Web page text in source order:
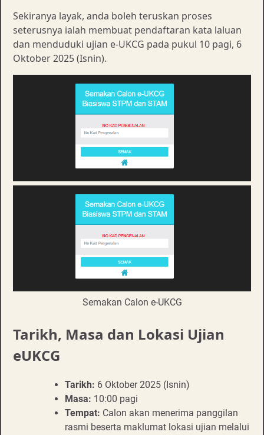
Sekiranya layak, anda boleh teruskan proses
seterusnya ialah membuat pendaftaran kata laluan
dan menduduki ujian e-UKCG pada pukul 10 pagi, 6
Oktober 2025 (Isnin).
Semakan Calon e-UKCG
Tarikh, Masa dan Lokasi Ujian
eUKCG
Tarikh: 6 Oktober 2025 (Isnin)
Masa: 10:00 pagi
Tempat: Calon akan menerima panggilan
rasmi beserta maklumat lokasi ujian melalui